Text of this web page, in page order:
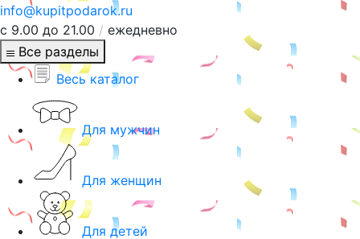
info@kupitpodarok.ru
с 9.00 до 21.00 / ежедневно
Все разделы
Весь каталог
Для мужчин
Для женщин
Для детей